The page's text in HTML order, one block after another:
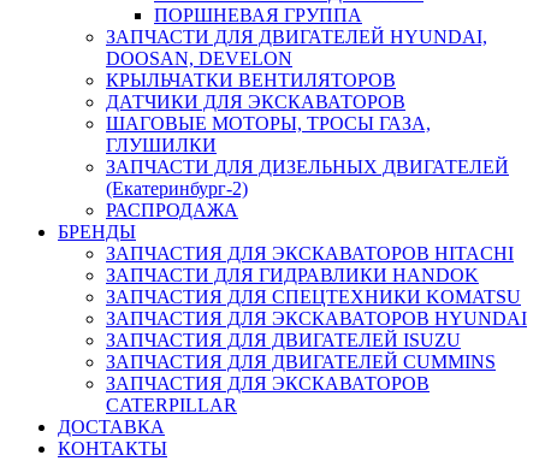
ПОРШНЕВАЯ ГРУППА
ЗАПЧАСТИ ДЛЯ ДВИГАТЕЛЕЙ HYUNDAI,
DOOSAN, DEVELON
КРЫЛЬЧАТКИ ВЕНТИЛЯТОРОВ
ДАТЧИКИ ДЛЯ ЭКСКАВАТОРОВ
ШАГОВЫЕ МОТОРЫ, ТРОСЫ ГАЗА,
ГЛУШИЛКИ
ЗАПЧАСТИ ДЛЯ ДИЗЕЛЬНЫХ ДВИГАТЕЛЕЙ
(Екатеринбург-2)
РАСПРОДАЖА
БРЕНДЫ
ЗАПЧАСТИЯ ДЛЯ ЭКСКАВАТОРОВ HITACHI
ЗАПЧАСТИ ДЛЯ ГИДРАВЛИКИ HANDOK
ЗАПЧАСТИЯ ДЛЯ СПЕЦТЕХНИКИ KOMATSU
ЗАПЧАСТИЯ ДЛЯ ЭКСКАВАТОРОВ HYUNDAI
ЗАПЧАСТИЯ ДЛЯ ДВИГАТЕЛЕЙ ISUZU
ЗАПЧАСТИЯ ДЛЯ ДВИГАТЕЛЕЙ CUMMINS
ЗАПЧАСТИЯ ДЛЯ ЭКСКАВАТОРОВ
CATERPILLAR
ДОСТАВКА
КОНТАКТЫ